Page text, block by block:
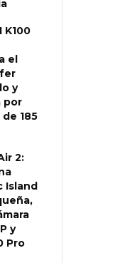
K100
el
y
por
185
2:
Island
y
Pro